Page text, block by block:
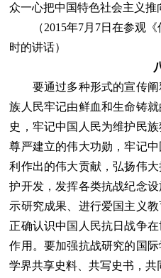
众一心把中国特色社会主义推
（2015年7月7日在参观《
时的讲话）
要通过多种形式的宣传阐
族人民牢记由鲜血和生命铸
史，牢记中国人民为维护民
尊严建立的伟大功勋，牢记
利作出的伟大贡献，弘扬伟
护开发，发挥各类抗战纪念
示研究成果、进行爱国主义
正确认识中国人民抗日战争
作用。要加强抗战研究的国
学界共享史料、共写史书，共